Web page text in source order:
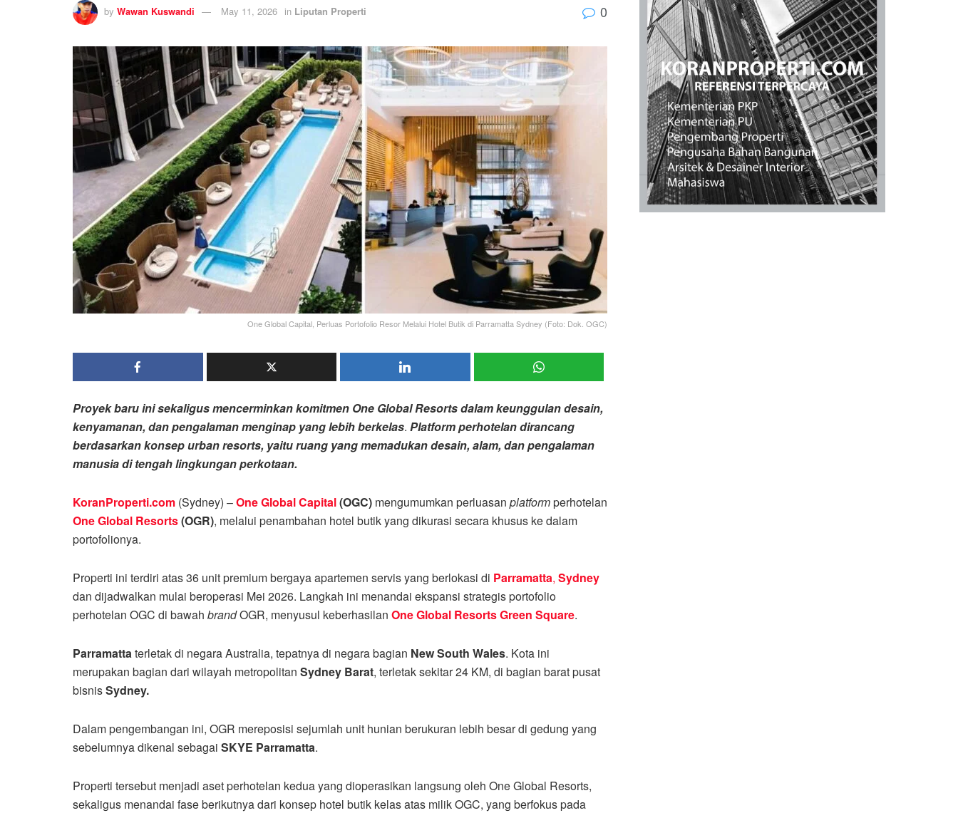
by Wawan Kuswandi May 11, 2026 in Liputan Properti 0
One Global Capital, Perluas Portofolio Resor Melalui Hotel Butik di Parramatta Sydney (Foto: Dok. OGC)
Proyek baru ini sekaligus mencerminkan komitmen One Global Resorts dalam keunggulan desain,
kenyamanan, dan pengalaman menginap yang lebih berkelas. Platform perhotelan dirancang
berdasarkan konsep urban resorts, yaitu ruang yang memadukan desain, alam, dan pengalaman
manusia di tengah lingkungan perkotaan.
KoranProperti.com (Sydney) –One Global Capital(OGC) mengumumkan perluasan platformperhotelan
One Global Resorts(OGR), melalui penambahan hotel butik yang dikurasi secara khusus ke dalam
portofolionya.
Properti ini terdiri atas 36 unit premium bergaya apartemen servis yang berlokasi di Parramatta, Sydney
dan dijadwalkan mulai beroperasi Mei 2026. Langkah ini menandai ekspansi strategis portofolio
perhotelan OGC di bawah brandOGR, menyusul keberhasilan One Global Resorts Green Square.
Parramattaterletak di negara Australia, tepatnya di negara bagian New South Wales. Kota ini
merupakan bagian dari wilayah metropolitan Sydney Barat, terletak sekitar 24 KM, di bagian barat pusat
bisnisSydney.
Dalam pengembangan ini, OGR mereposisi sejumlah unit hunian berukuran lebih besar di gedung yang
sebelumnya dikenal sebagai SKYE Parramatta.
Properti tersebut menjadi aset perhotelan kedua yang dioperasikan langsung oleh One Global Resorts,
sekaligus menandai fase berikutnya dari konsep hotel butik kelas atas milik OGC, yang berfokus pada